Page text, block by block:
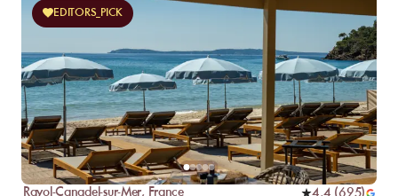
EDITORS_PICK
Rayol-Canadel-sur-Mer, France 4,4 (695)